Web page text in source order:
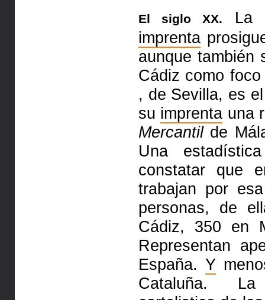
El siglo XX.
La
imprenta
aunque también
Cádiz como
, de Sevilla, es
su imprenta una
Mercantilde
Una
constatar que
trabajan por
personas, de
Cádiz, 350 en
Representan
España. Y
Cataluña. La